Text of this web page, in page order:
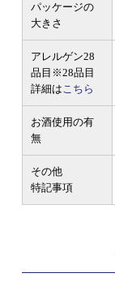
パッケージの
大きさ
アレルゲン28
品目 ※28品目
詳細はこちら
お酒使用の有
無
その他
特記事項